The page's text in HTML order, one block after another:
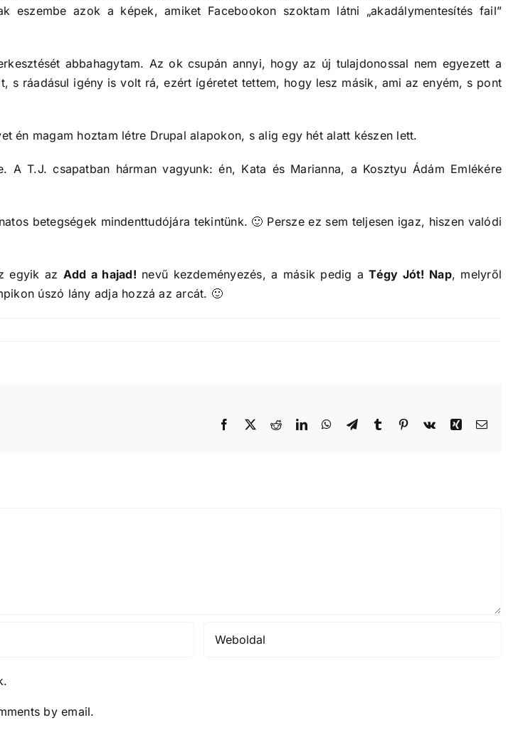
azok a képek, amiket Facebookon szoktam látni „akadálymentesítés fail”
abbahagytam. Az ok csupán annyi, hogy az új tulajdonossal nem egyezett a
s ráadásul igény is volt rá, ezért ígéretet tettem, hogy lesz másik, ami az enyém, s pont
én magam hoztam létre Drupal alapokon, s alig egy hét alatt készen lett.
T.J. csapatban hárman vagyunk: én, Kata és Marianna, a Kosztyu Ádám Emlékére
betegségek mindenttudójára tekintünk. 🙂 Persze ez sem teljesen igaz, hiszen valódi
egyik az Add a hajad! nevű kezdeményezés, a másik pedig aTégy Jót! Nap, melyről
úszó lány adja hozzá az arcát. 🙂
Facebook
X RedditLinkedInWhatsApp
TelegramTumblr Pinterest
Vk Xing Email:
by email.